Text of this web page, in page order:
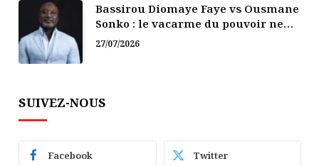
Bassirou Diomaye Faye vs Ousmane
Sonko : le vacarme du pouvoir ne
doit pas faire oublier les liens de la
Fraternité
27/07/2026
SUIVEZ-NOUS
Facebook Twitter